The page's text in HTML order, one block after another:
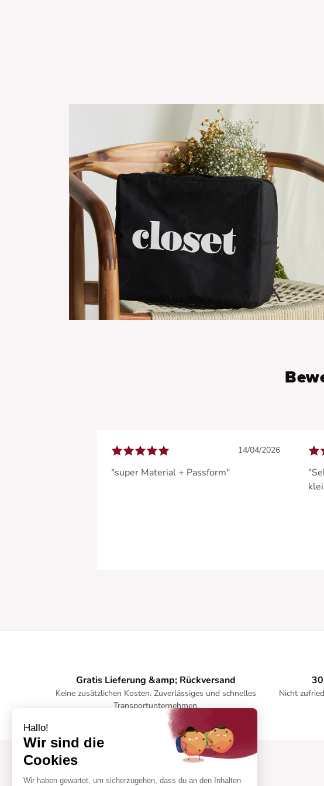
Hallo!
Wir sind die
Cookies
Wir haben gewartet, um sicherzugehen, dass du an den Inhalten
14/04/2026
"super Material + Passform"
Gratis Lieferung &amp; Rückversand
Keine zusätzlichen Kosten. Zuverlässiges und schnelles
Transportunternehmen.
Nicht